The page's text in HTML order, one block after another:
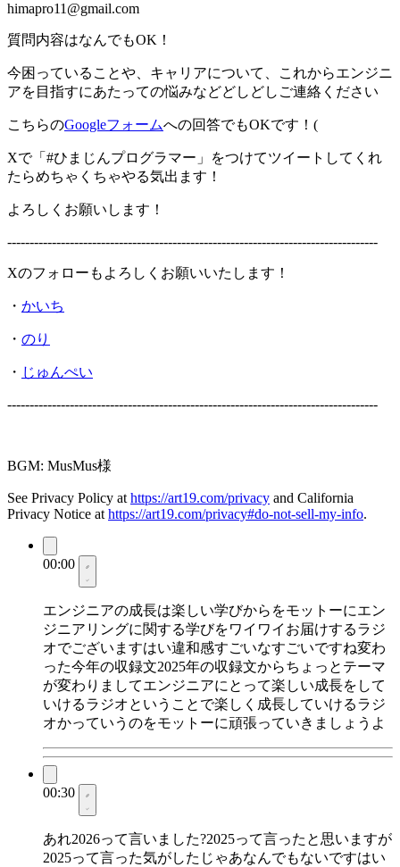
himapro11@gmail.com
質問内容はなんでもOK！
今困っていることや、キャリアについて、これからエンジニ
アを目指すにあたっての悩みなどどしどしご連絡ください
こちらのGoogleフォームへの回答でもOKです！(
Xで「#ひまじんプログラマー」をつけてツイートしてくれ
たらめちゃくちゃやる気出ます！
よろしくお願いします！
-----------------------------------------------------------------------------------
Xのフォローもよろしくお願いいたします！
・ かいち
・ のり
・ じゅんぺい
-----------------------------------------------------------------------------------
BGM: MusMus様
See Privacy Policy at https://art19.com/privacy and California
Privacy Notice at https://art19.com/privacy#do-not-sell-my-info.
00:00
エンジニアの成長は楽しい学びからをモットーにエン
ジニアリングに関する学びをワイワイお届けするラジ
オでございますはい違和感すごいなすごいですね変わ
った今年の収録文2025年の収録文からちょっとテーマ
が変わりましてエンジニアにとって楽しい成長をして
いけるラジオということで楽しく成長していけるラジ
オかっていうのをモットーに頑張っていきましょうよ
00:30
あれ2026って言いました?2025って言ったと思いますが
2025って言った気がしたじゃあなんでもないですはい